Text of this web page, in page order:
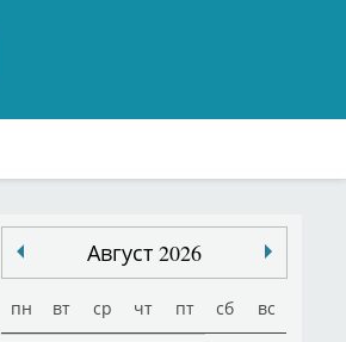
Август 2026
пн вт ср чт пт сб вс